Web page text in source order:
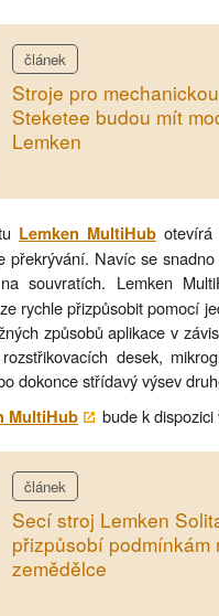
článek
Stroje pro
Steketee budou mít
Lemken
Lemken MultiHubotevírá
překrývání. Navíc se
souvratích. Lemken
rychle přizpůsobit pomocí
způsobů aplikace v
desek,
dokonce střídavý výsev
MultiHub bude k
článek
Secí stroj Lemken
přizpůsobí
zemědělce